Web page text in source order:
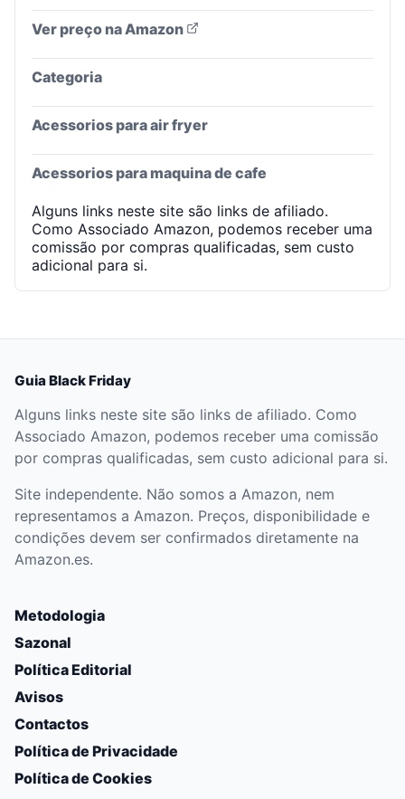
Ver preço na Amazon
Categoria
Acessorios para air fryer
Acessorios para maquina de cafe
Alguns links neste site são links de afiliado.
Como Associado Amazon, podemos receber uma
comissão por compras qualificadas, sem custo
adicional para si.
Guia Black Friday
Alguns links neste site são links de afiliado. Como
Associado Amazon, podemos receber uma comissão
por compras qualificadas, sem custo adicional para si.
Site independente. Não somos a Amazon, nem
representamos a Amazon. Preços, disponibilidade e
condições devem ser confirmados diretamente na
Amazon.es.
Metodologia
Sazonal
Política Editorial
Avisos
Contactos
Política de Privacidade
Política de Cookies